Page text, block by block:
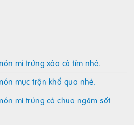
mì trứng xào cà tím nhé.
mực trộn khổ qua nhé.
mì trứng cà chua ngâm sốt